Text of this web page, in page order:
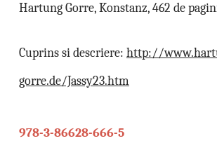
Hartung Gorre, Konstanz, 462 de
Cuprins si descriere: http://
gorre.de/Jassy23.htm
978-3-86628-666-5